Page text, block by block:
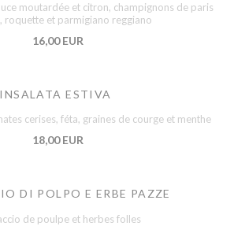
moutardée et citron, champignons de paris
roquette et parmigiano reggiano
16,00 EUR
INSALATA ESTIVA
cerises, féta, graines de courge et menthe
18,00 EUR
DI POLPO E ERBE PAZZE
de poulpe et herbes folles